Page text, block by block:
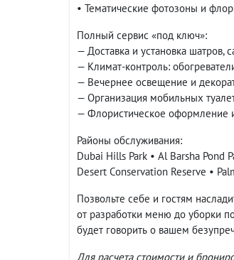
• Тематические фотозоны и
Полный сервис «под ключ»:
— Доставка и установка шатров,
— Климат-контроль:
— Вечернее освещение и
— Организация мобильных
— Флористическое оформление
Районы обслуживания:
Dubai Hills Park • Al Barsha Pond
Desert Conservation Reserve •
Позвольте себе и гостям
от разработки меню до уборки
будет говорить о вашем
Для расчета стоимости и